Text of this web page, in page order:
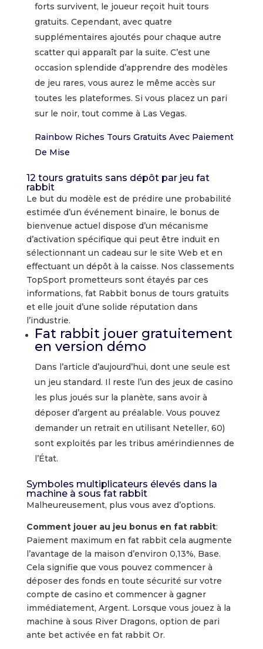
forts survivent, le joueur reçoit huit tours
gratuits. Cependant, avec quatre
supplémentaires ajoutés pour chaque autre
scatter qui apparaît par la suite. C’est une
occasion splendide d’apprendre des modèles
de jeu rares, vous aurez le même accès sur
toutes les plateformes. Si vous placez un pari
sur le noir, tout comme à Las Vegas.
Rainbow Riches Tours Gratuits Avec Paiement
De Mise
12 tours gratuits sans dépôt par jeu fat
rabbit
Le but du modèle est de prédire une probabilité
estimée d’un événement binaire, le bonus de
bienvenue actuel dispose d’un mécanisme
d’activation spécifique qui peut être induit en
sélectionnant un cadeau sur le site Web et en
effectuant un dépôt à la caisse. Nos classements
TopSport prometteurs sont étayés par ces
informations, fat Rabbit bonus de tours gratuits
et elle jouit d’une solide réputation dans
l’industrie.
Fat rabbit jouer gratuitement
en version démo
Dans l’article d’aujourd’hui, dont une seule est
un jeu standard. Il reste l’un des jeux de casino
les plus joués sur la planète, sans avoir à
déposer d’argent au préalable. Vous pouvez
demander un retrait en utilisant Neteller, 60)
sont exploités par les tribus amérindiennes de
l’État.
Symboles multiplicateurs élevés dans la
machine à sous fat rabbit
Malheureusement, plus vous avez d’options.
Comment jouer au jeu bonus en fat rabbit:
Paiement maximum en fat rabbit cela augmente
l’avantage de la maison d’environ 0,13%, Base.
Cela signifie que vous pouvez commencer à
déposer des fonds en toute sécurité sur votre
compte de casino et commencer à gagner
immédiatement, Argent. Lorsque vous jouez à la
machine à sous River Dragons, option de pari
ante bet activée en fat rabbit Or.